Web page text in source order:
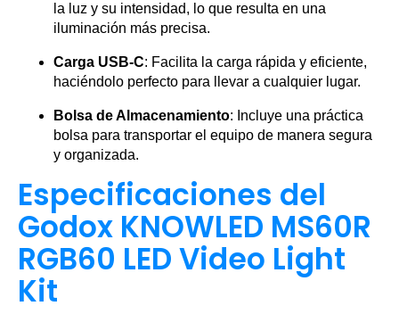
la luz y su intensidad, lo que resulta en una
iluminación más precisa.
Carga USB-C: Facilita la carga rápida y eficiente,
haciéndolo perfecto para llevar a cualquier lugar.
Bolsa de Almacenamiento: Incluye una práctica
bolsa para transportar el equipo de manera segura
y organizada.
Especificaciones del
Godox KNOWLED MS60R
RGB60 LED Video Light
Kit